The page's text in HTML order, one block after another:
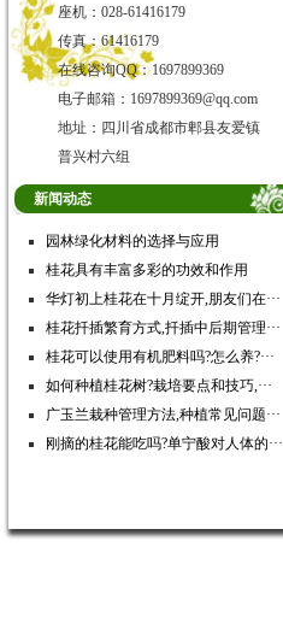
座机：028-61416179
传真：61416179
在线咨询QQ：1697899369
电子邮箱：1697899369@qq.com
地址：四川省成都市郫县友爱镇
普兴村六组
新闻动态
园林绿化材料的选择与应用
桂花具有丰富多彩的功效和作用
华灯初上桂花在十月绽开,朋友们在···
桂花扦插繁育方式,扦插中后期管理···
桂花可以使用有机肥料吗?怎么养?···
如何种植桂花树?栽培要点和技巧,···
广玉兰栽种管理方法,种植常见问题···
刚摘的桂花能吃吗?单宁酸对人体的···